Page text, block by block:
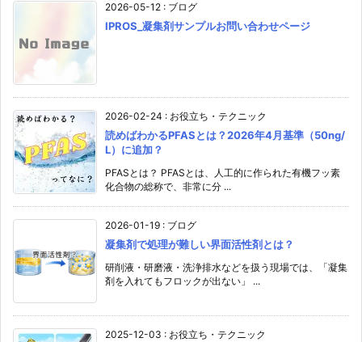
2026-05-12 : ブログ
IPROS_凝集剤サンプルお問い合わせページ
2026-02-24 : お役立ち・テクニック
読めばわかるPFASとは？2026年4月基準（50ng/
L）に追加？
PFASとは？ PFASとは、人工的に作られた有機フッ素
化合物の総称で、非常に分 ...
2026-01-19 : ブログ
凝集剤で処理が難しい界面活性剤とは？
研削液・研磨液・洗浄排水などを扱う現場では、「凝集
剤を入れてもフロックが出ない」 ...
2025-12-03 : お役立ち・テクニック